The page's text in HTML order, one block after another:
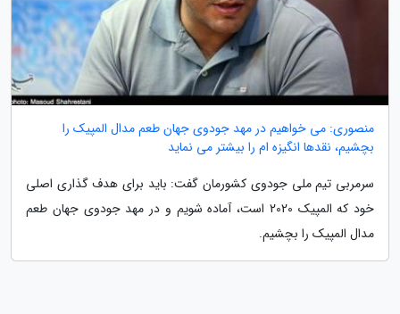
منصوری: می خواهیم در مهد جودوی جهان طعم مدال المپیک را
بچشیم، نقدها انگیزه ام را بیشتر می نماید
سرمربی تیم ملی جودوی کشورمان گفت: باید برای هدف گذاری اصلی
خود که المپیک 2020 است، آماده شویم و در مهد جودوی جهان طعم
مدال المپیک را بچشیم.